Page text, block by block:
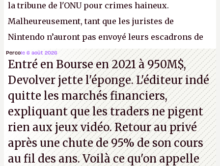
la tribune de l'ONU pour crimes haineux.
Malheureusement, tant que les juristes de
Nintendo n’auront pas envoyé leurs escadrons de
la mort judiciaires pour distribuer du copyright
strike à tour de bras, l'Oncle Sam continuera
d'étaler sa confiture intellectuelle sur vos
souvenirs d'enfance.P.
Percole 6 août 2026
Entré en Bourse en 2021 à 950M$,
Devolver jette l'éponge. L'éditeur indé
quitte les marchés financiers,
expliquant que les traders ne pigent
rien aux jeux vidéo. Retour au privé
après une chute de 95% de son cours
au fil des ans. Voilà ce qu'on appelle